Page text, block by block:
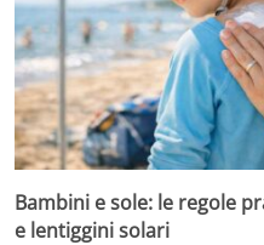
Bambini e sole: le regole
e lentiggini solari